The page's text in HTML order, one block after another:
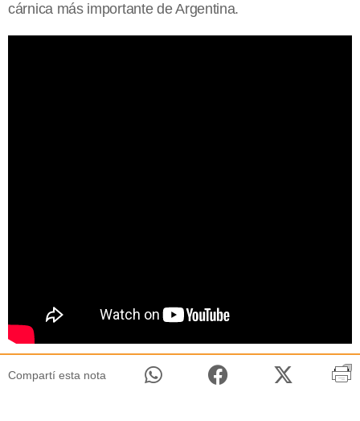
cárnica más importante de Argentina.
Compartí esta nota